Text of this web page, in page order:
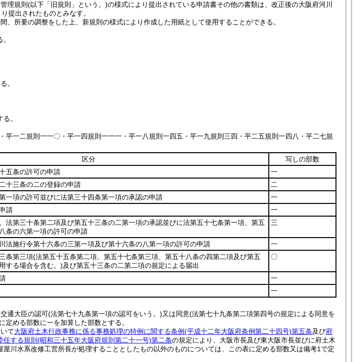
理規則 (以下「旧規則」という。)の様式により提出されている申請書その他の書類は、改正後の大阪府河川
提出されたものとみなす。
、所要の調整をした上、新規則の様式により作成した用紙として使用することができる。
。
。
平一二規則一一〇・平一四規則一一一・平一八規則一四五・平一九規則三四・平二五規則一四八・平二七規
区分
写しの部数
五条の許可の申請
一
十三条の二の登録の申請
二
一項の許可並びに法第三十四条第一項の承認の申請
一
請
一
法第三十条第二項及び第五十三条の二第一項の承認並びに法第五十七条第一項、第五
条の六第一項の許可の申請
三
法施行令第十六条の三第一項及び第十六条の八第一項の許可の申請
一
条第三項(法第五十五条第二項、第五十七条第三項、第五十八条の四第二項及び第五
する場合を含む。)及び第五十三条の二第二項の規定による届出
〇
一
一
大臣の認可(法第七十九条第一項の認可をいう。)又は同意(法第七十九条第二項第四号の規定による同意を
める部数に一を加算した部数とする。
て大阪府土木行政事務に係る事務処理の特例に関する条例(平成十二年大阪府条例第二十四号)第五条及び府
する規則(昭和三十五年大阪府規則第二十一号)第二条の規定により、大阪市長及び東大阪市長並びに府土木
川水系改修工営所長が処理することとしたもの以外のものについては、この表に定める部数又は備考1で定